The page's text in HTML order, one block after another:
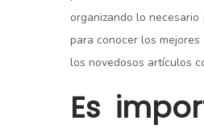
organizando lo
para conocer los
los novedosos artículos
Es